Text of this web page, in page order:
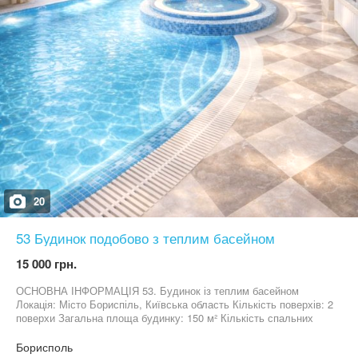
життя. Ціни: Будні: 18 000 грн Вихідні: 23000 грн . Обирайте
стиль життя, про який завжди мріяли!
20
53 Будинок подобово з теплим басейном
15 000 грн.
ОСНОВНА ІНФОРМАЦІЯ 53. Будинок із теплим басейном
Локація: Місто Бориспіль, Київська область Кількість поверхів: 2
поверхи Загальна площа будинку: 150 м² Кількість спальних
додаткових диванах або ліжках) Максимальна кількість гостей:
Борисполь